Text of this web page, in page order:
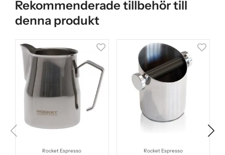
Rekommenderade tillbehör till
denna produkt
Rocket Espresso Rocket Espresso